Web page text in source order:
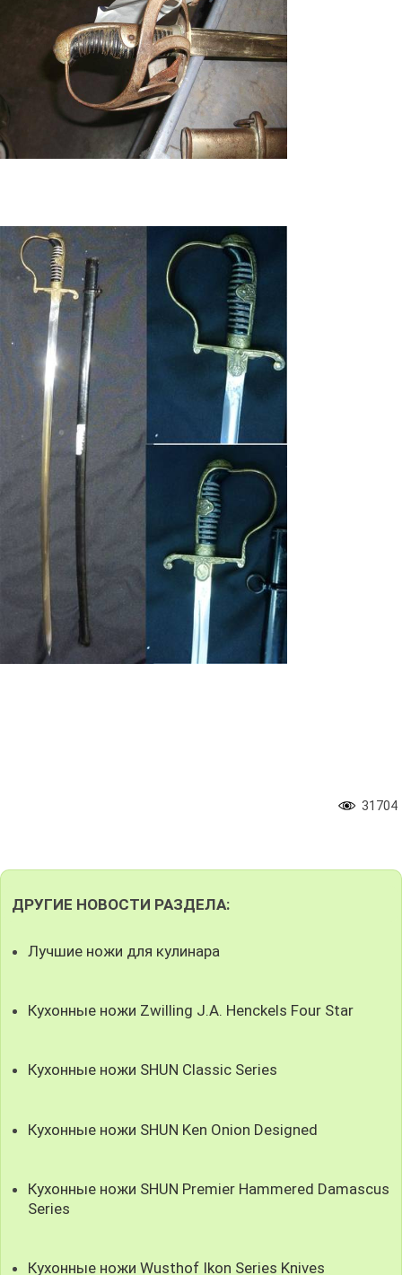
31704
ДРУГИЕ НОВОСТИ РАЗДЕЛА:
Лучшие ножи для кулинара
Кухонные ножи Zwilling J.A. Henckels Four Star
Кухонные ножи SHUN Classic Series
Кухонные ножи SHUN Ken Onion Designed
Кухонные ножи SHUN Premier Hammered Damascus
Series
Кухонные ножи Wusthof Ikon Series Knives